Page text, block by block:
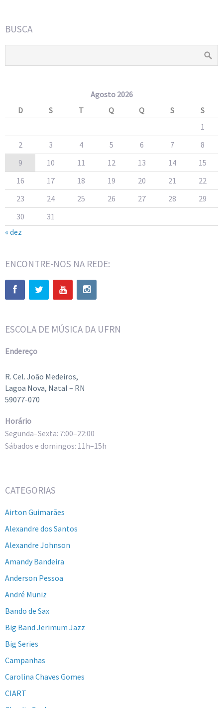
BUSCA
Agosto 2026
D
S T Q Q S
S
1
2
3 4 5 6 7
8
9
10 11 12 13 14
15
16
17 18 19 20 21
22
23
24 25 26 27 28
29
30
31
« dez
ENCONTRE-NOS NA REDE:
ESCOLA DE MÚSICA DA UFRN
Endereço
R. Cel. João Medeiros,
Lagoa Nova, Natal – RN
59077-070
Horário
Segunda–Sexta: 7:00–22:00
Sábados e domingos: 11h–15h
CATEGORIAS
Airton Guimarães
Alexandre dos Santos
Alexandre Johnson
Amandy Bandeira
Anderson Pessoa
André Muniz
Bando de Sax
Big Band Jerimum Jazz
Big Series
Campanhas
Carolina Chaves Gomes
CIART